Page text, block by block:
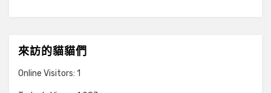
來訪的貓貓們
Online Visitors: 1